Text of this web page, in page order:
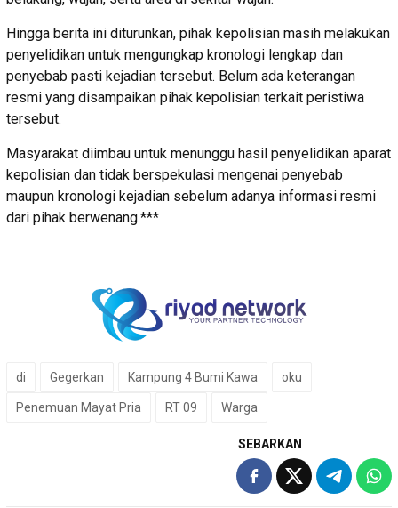
Hingga berita ini diturunkan, pihak kepolisian masih melakukan
penyelidikan untuk mengungkap kronologi lengkap dan
penyebab pasti kejadian tersebut. Belum ada keterangan
resmi yang disampaikan pihak kepolisian terkait peristiwa
tersebut.
Masyarakat diimbau untuk menunggu hasil penyelidikan aparat
kepolisian dan tidak berspekulasi mengenai penyebab
maupun kronologi kejadian sebelum adanya informasi resmi
dari pihak berwenang.***
di Gegerkan Kampung 4 Bumi Kawa oku
Penemuan Mayat Pria RT 09 Warga
SEBARKAN